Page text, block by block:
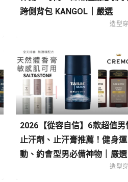
跨側背包 KANGOL｜嚴選
造型
2026【從容自信】6款超值男
止汗劑、止汗膏推薦！健身運
動、約會型男必備神物｜嚴選
造型